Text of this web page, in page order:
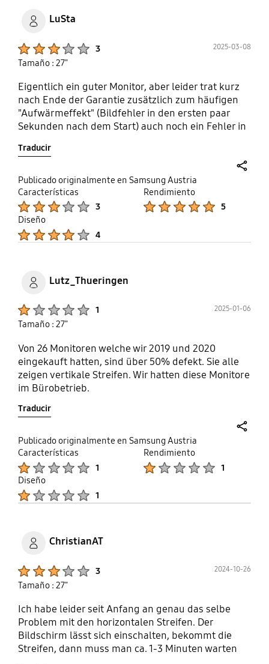
LuSta
3 2025-03-08
Tamaño : 27"
Eigentlich ein guter Monitor, aber leider trat kurz
nach Ende der Garantie zusätzlich zum häufigen
"Aufwärmeffekt" (Bildfehler in den ersten paar
Sekunden nach dem Start) auch noch ein Fehler in
empfehlen.
Traducir
Publicado originalmente en Samsung Austria
Características
3
Rendimiento
5
Diseño
4
Lutz_Thueringen
1 2025-01-06
Tamaño : 27"
Von 26 Monitoren welche wir 2019 und 2020
eingekauft hatten, sind über 50% defekt. Sie alle
zeigen vertikale Streifen. Wir hatten diese Monitore
im Bürobetrieb.
Traducir
Publicado originalmente en Samsung Austria
Características
1
Rendimiento
1
Diseño
1
ChristianAT
3 2024-10-26
Tamaño : 27"
Ich habe leider seit Anfang an genau das selbe
Problem mit den horizontalen Streifen. Der
Bildschirm lässt sich einschalten, bekommt die
Streifen, dann muss man ca. 1-3 Minuten warten